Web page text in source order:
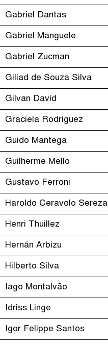
Gabriel Dantas
Gabriel Manguele
Gabriel Zucman
Giliad de Souza Silva
Gilvan David
Graciela Rodriguez
Guido Mantega
Guilherme Mello
Gustavo Ferroni
Haroldo Ceravolo Sereza
Henri Thuillez
Hernán Arbizu
Hilberto Silva
Iago Montalvão
Idriss Linge
Igor Felippe Santos